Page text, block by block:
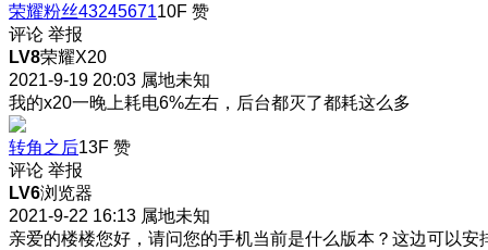
荣耀粉丝4324567110F 赞
评论 举报
LV8荣耀X20
2021-9-19 20:03 属地未知
我的x20一晚上耗电6%左右，后台都灭了都耗这么多
转角之后13F 赞
评论 举报
LV6浏览器
2021-9-22 16:13 属地未知
亲爱的楼楼您好，请问您的手机当前是什么版本？这边可以安